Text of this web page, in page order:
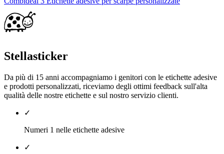
Stellasticker
Da più di 15 anni accompagniamo i genitori con le etichette adesive
e prodotti personalizzati, riceviamo degli ottimi feedback sull'alta
qualità delle nostre etichette e sul nostro servizio clienti.
✓
Numeri 1 nelle etichette adesive
✓